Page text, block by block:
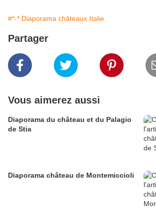
#*-* Diaporama châteaux Italie
Partager
Vous aimerez aussi
Diaporama du château et du Palagio
de Stia
Diaporama château de Montemiccioli